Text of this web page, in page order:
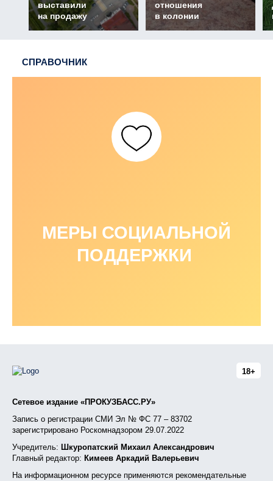
выставили
на продажу
отношения
в колонии
СПРАВОЧНИК
МЕРЫ СОЦИАЛЬНОЙ
ПОДДЕРЖКИ
18+
Сетевое издание «ПРОКУЗБАСС.РУ»
Запись о регистрации СМИ Эл № ФС 77 – 83702
зарегистрировано Роскомнадзором 29.07.2022
Учредитель: Шкуропатский Михаил Александрович
Главный редактор: Кимеев Аркадий Валерьевич
На информационном ресурсе применяются рекомендательные